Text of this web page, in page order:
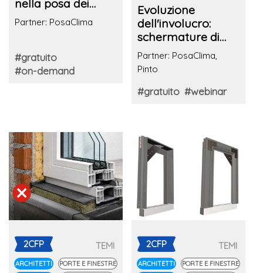
nella posa dei
serramenti: dalla
teoria alla pratica
Partner: PosaClima
#gratuito
#on-demand
Evoluzione
dell'involucro:
schermature di
design ad alta
protezione e
certificazione della
posa nella
Partner: PosaClima,
Pinto
#gratuito #webinar
2CFP
ARCHITETTI
TEMI
PORTE E FINESTRE
2CFP
ARCHITETTI
TEMI
PORTE E FINESTRE